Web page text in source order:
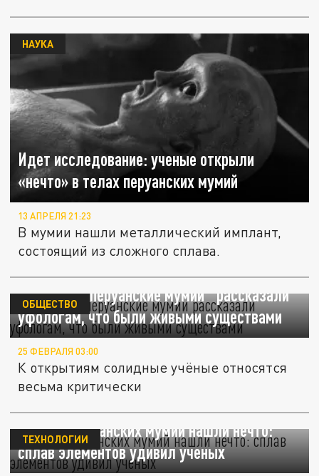
Идет исследование: ученые открыли
«нечто» в телах перуанских мумий
НАУКА
13 АПРЕЛЯ 21:23
В мумии нашли металлический имплант,
состоящий из сложного сплава.
Трёхпалые перуанские мумии "рассказали"
уфологам, что были живыми существами
ОБЩЕСТВО
25 ФЕВРАЛЯ 03:00
К открытиям солидные учёные относятся
весьма критически
В телах перуанских мумий нашли нечто:
сплав элементов удивил ученых
ТЕХНОЛОГИИ